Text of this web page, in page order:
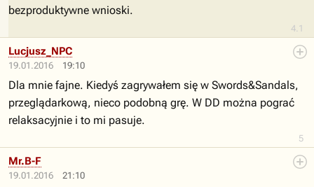
4.1
bezproduktywne wnioski.
19.01.2016 19:10
5
Lucjusz_NPC
Dla mnie fajne. Kiedyś zagrywałem się w Swords&Sandals,
przeglądarkową, nieco podobną grę. W DD można pograć
relaksacyjnie i to mi pasuje.
19.01.2016 21:10
Mr.B-F